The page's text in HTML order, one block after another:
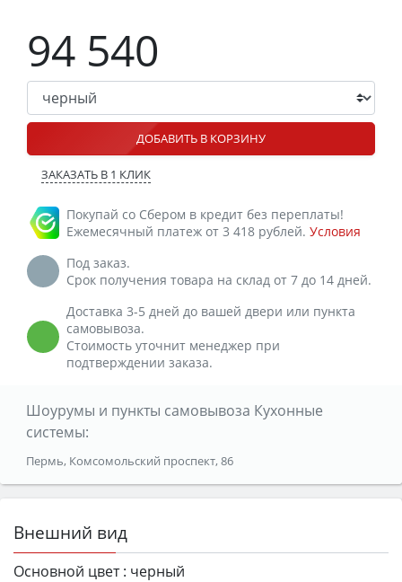
94 540
ДОБАВИТЬ В КОРЗИНУ
ЗАКАЗАТЬ В 1 КЛИК
Покупай со Сбером в кредит без переплаты!
Ежемесячный платеж от 3 418 рублей. Условия
Под заказ.
Срок получения товара на склад от 7 до 14 дней.
Доставка 3-5 дней до вашей двери или пункта
самовывоза.
Стоимость уточнит менеджер при
подтверждении заказа.
Шоурумы и пункты самовывоза Кухонные
системы:
Пермь, Комсомольский проспект, 86
Внешний вид
Основной цвет : черный